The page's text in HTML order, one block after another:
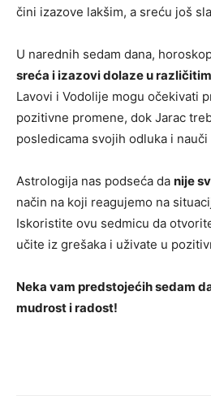
čini izazove lakšim, a sreću još
U narednih sedam dana,
sreća i izazovi dolaze u
Lavovi i Vodolije mogu očekivati
pozitivne promene, dok Jarac
posledicama svojih odluka i
Astrologija nas podseća da nije
način na koji reagujemo na
Iskoristite ovu sedmicu da
učite iz grešaka i uživate u
Neka vam predstojećih sedam
mudrost i radost!